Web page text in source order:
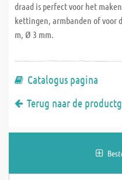
draad is perfect voor het
kettingen, armbanden of voor
m, Ø 3 mm.
Catalogus pagina
Terug naar de